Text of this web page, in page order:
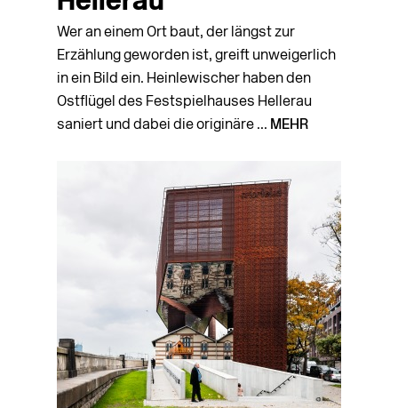
Wer an einem Ort baut, der längst zur
Erzählung geworden ist, greift unweigerlich
in ein Bild ein. Heinlewischer haben den
Ostflügel des Festspielhauses Hellerau
saniert und dabei die originäre ... MEHR